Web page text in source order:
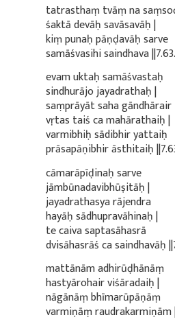
tatrasthaṃ tvāṃ na
śaktā devāḥ savāsavāḥ |
kiṃ punaḥ pāṇḍavāḥ sarve
samāśvasihi saindhava
evam uktaḥ samāśvastaḥ
sindhurājo jayadrathaḥ |
saṃprāyāt saha gāndhārair
vṛtas taiś ca mahārathaiḥ |
varmibhiḥ sādibhir yattaiḥ
prāsapāṇibhir āsthitaiḥ
cāmarāpīḍinaḥ sarve
jāmbūnadavibhūṣitāḥ |
jayadrathasya rājendra
hayāḥ sādhupravāhinaḥ |
te caiva saptasāhasrā
dvisāhasrāś ca saindhavāḥ
mattānām adhirūḍhānāṃ
hastyārohair viśāradaiḥ |
nāgānāṃ bhīmarūpāṇāṃ
varmiṇāṃ raudrakarmiṇām